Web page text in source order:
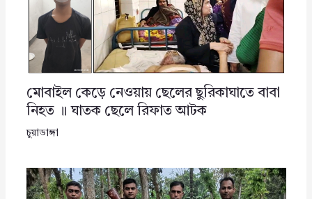
মোবাইল কেড়ে নেওয়ায় ছেলের ছুরিকাঘাতে বাবা
নিহত ॥ ঘাতক ছেলে রিফাত আটক
চুয়াডাঙ্গা